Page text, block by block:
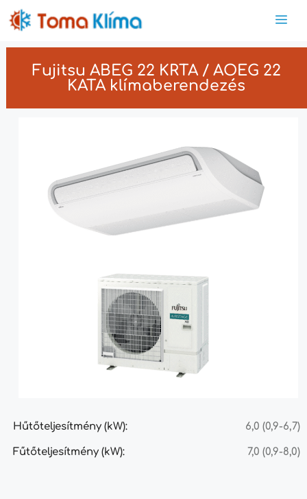
Fujitsu ABEG 22 KRTA / AOEG 22
KATA klímaberendezés
Hűtőteljesítmény (kW): 6,0 (0,9-6,7)
Fűtőteljesítmény (kW): 7,0 (0,9-8,0)